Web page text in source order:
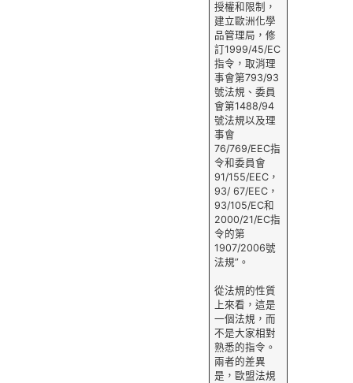
授權和限制，
建立歐洲化學
品管理局，修
訂1999/45/EC
指令，取消理
事會第793/93
號法規、委員
會第1488/94
號法規以及理
事會
76/769/EEC指
令和委員會
91/155/EEC，
93/ 67/EEC，
93/105/EC和
2000/21/EC指
令的第
1907/2006號
法規”。
從法規的性質
上來看，這是
一個法規，而
不是大家相對
熟悉的指令。
兩者的差異
是，歐盟法規